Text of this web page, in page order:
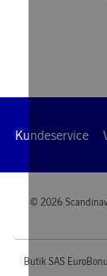
Kundeservice
© 2026
Butik SAS